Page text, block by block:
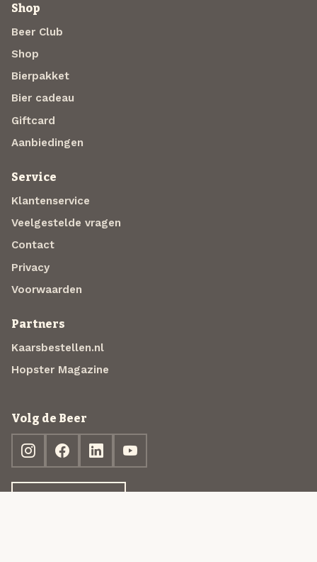
Shop
Beer Club
Shop
Bierpakket
Bier cadeau
Giftcard
Aanbiedingen
Service
Klantenservice
Veelgestelde vragen
Contact
Privacy
Voorwaarden
Partners
Kaarsbestellen.nl
Hopster Magazine
Volg de Beer